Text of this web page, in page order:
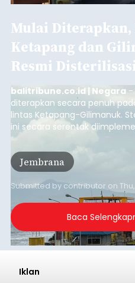
Mulai Diterapkan,
Ketapang dan
Resmi
balitribune.co.id | Negara -
diterapkan secara penuh
lintas Ketapang-Gilimanuk.
ini secara serentak
empat pelabuhan utama
Pelabuhan Merak, Bakauheni,
Lembar pada Rabu (5/8/2026).
Jembrana
Submitted by contributor on
Baca
Iklan